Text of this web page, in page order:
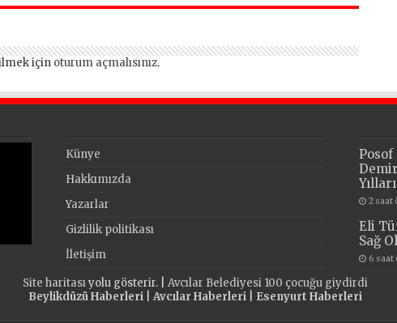
için oturum açmalısınız.
Künye
Hakkımızda
Yazarlar
Gizlilik politikası
İletişim
Posof
2 saat
Eli
Sağ
6 saat
Site haritasıyolu gösterir. | Avcılar Belediyesi 100 çocuğu giydirdi
Beylikdüzü Haberleri
Avcılar Haberleri Esenyurt Haberleri